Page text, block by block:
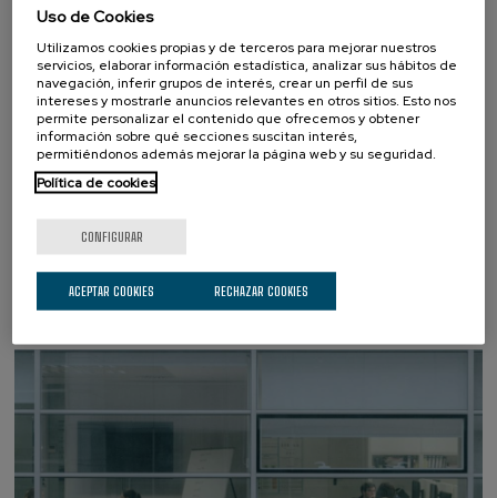
Nuestro compromiso con la educación y la transferencia
de conocimientos en el área de la Neurociencia Cognitiva
se extiende a través de diferentes contextos, incluido el
universitario, la atención sanitaria, social y empresarial,
con el objetivo de contribuir al bienestar de nuestra
sociedad mediante la aplicación de los conocimientos y
la tecnología derivada de nuestra investigación.
Más información
Uso de Cookies
Utilizamos cookies propias y de terceros para mejorar nuestros
servicios, elaborar información estadística, analizar sus hábitos de
navegación, inferir grupos de interés, crear un perfil de sus
intereses y mostrarle anuncios relevantes en otros sitios. Esto nos
permite personalizar el contenido que ofrecemos y obtener
información sobre qué secciones suscitan interés,
permitiéndonos además mejorar la página web y su seguridad.
Política de cookies
CONFIGURAR
RECHAZAR COOKIES
ACEPTAR COOKIES